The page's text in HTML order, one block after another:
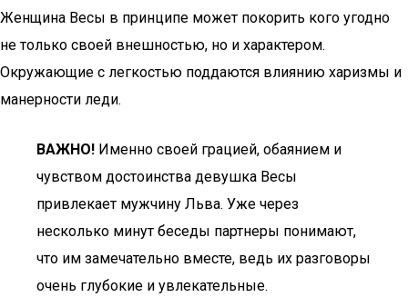
Женщина Весы в принципе может покорить кого угодно
не только своей внешностью, но и характером.
Окружающие с легкостью поддаются влиянию харизмы и
манерности леди.
ВАЖНО! Именно своей грацией, обаянием и
чувством достоинства девушка Весы
привлекает мужчину Льва. Уже через
несколько минут беседы партнеры понимают,
что им замечательно вместе, ведь их разговоры
очень глубокие и увлекательные.